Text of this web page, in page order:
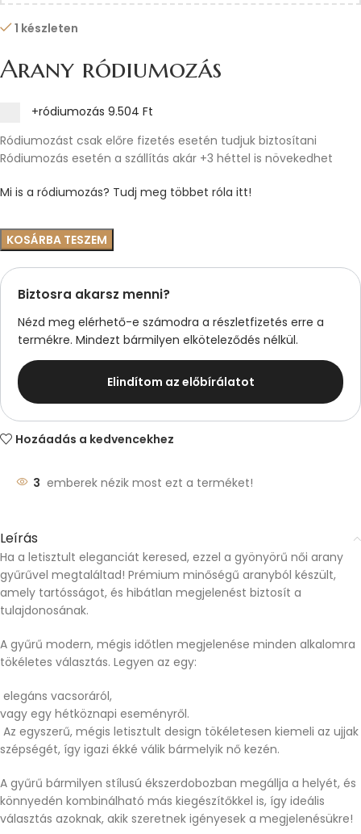
1 készleten
Arany ródiumozás
+ródiumozás 9.504 Ft
Ródiumozást csak előre fizetés esetén tudjuk biztosítani
Ródiumozás esetén a szállítás akár +3 héttel is növekedhet
Mi is a ródiumozás? Tudj meg többet róla itt!
KOSÁRBA TESZEM
Biztosra akarsz menni?
Nézd meg elérhető-e számodra a részletfizetés erre a
termékre. Mindezt bármilyen elköteleződés nélkül.
Elindítom az előbírálatot
Hozáadás a kedvencekhez
3 emberek nézik most ezt a terméket!
Leírás
Ha a letisztult eleganciát keresed, ezzel a gyönyörű női arany
gyűrűvel megtaláltad! Prémium minőségű aranyból készült,
amely tartósságot, és hibátlan megjelenést biztosít a
tulajdonosának.
A gyűrű modern, mégis időtlen megjelenése minden alkalomra
tökéletes választás. Legyen az egy:
elegáns vacsoráról,
vagy egy hétköznapi eseményről.
Az egyszerű, mégis letisztult design tökéletesen kiemeli az ujjak
szépségét, így igazi ékké válik bármelyik nő kezén.
A gyűrű bármilyen stílusú ékszerdobozban megállja a helyét, és
könnyedén kombinálható más kiegészítőkkel is, így ideális
választás azoknak, akik szeretnek igényesek a megjelenésükre!